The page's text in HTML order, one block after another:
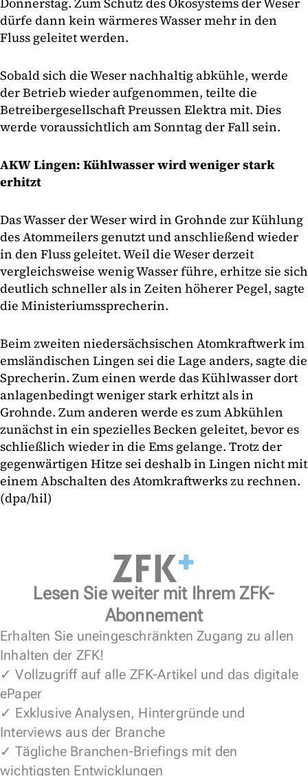
dürfe dann kein wärmeres Wasser mehr in den
Fluss geleitet werden.
Sobald sich die Weser nachhaltig abkühle, werde
der Betrieb wieder aufgenommen, teilte die
Betreibergesellschaft Preussen Elektra mit. Dies
werde voraussichtlich am Sonntag der Fall sein.
AKW Lingen: Kühlwasser wird weniger stark
erhitzt
Das Wasser der Weser wird in Grohnde zur Kühlung
des Atommeilers genutzt und anschließend wieder
in den Fluss geleitet. Weil die Weser derzeit
vergleichsweise wenig Wasser führe, erhitze sie sich
deutlich schneller als in Zeiten höherer Pegel, sagte
die Ministeriumssprecherin.
Beim zweiten niedersächsischen Atomkraftwerk im
emsländischen Lingen sei die Lage anders, sagte die
Sprecherin. Zum einen werde das Kühlwasser dort
anlagenbedingt weniger stark erhitzt als in
Grohnde. Zum anderen werde es zum Abkühlen
zunächst in ein spezielles Becken geleitet, bevor es
schließlich wieder in die Ems gelange. Trotz der
gegenwärtigen Hitze sei deshalb in Lingen nicht mit
einem Abschalten des Atomkraftwerks zu rechnen.
(dpa/hil)
Lesen Sie weiter mit Ihrem ZFK-
Abonnement
Erhalten Sie uneingeschränkten Zugang zu allen
Inhalten der ZFK!
✓ Vollzugriff auf alle ZFK-Artikel und das digitale
ePaper
✓ Exklusive Analysen, Hintergründe und
Interviews aus der Branche
✓ Tägliche Branchen-Briefings mit den
wichtigsten Entwicklungen